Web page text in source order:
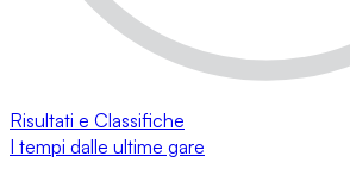
Risultati e Classifiche
I tempi dalle ultime gare